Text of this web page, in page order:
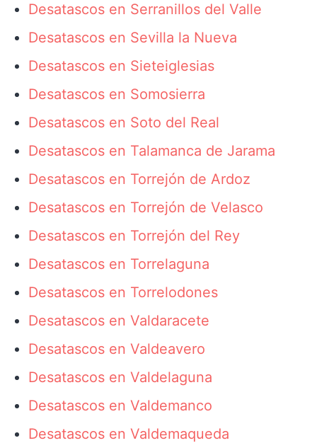
Desatascos en Serranillos del Valle
Desatascos en Sevilla la Nueva
Desatascos en Sieteiglesias
Desatascos en Somosierra
Desatascos en Soto del Real
Desatascos en Talamanca de Jarama
Desatascos en Torrejón de Ardoz
Desatascos en Torrejón de Velasco
Desatascos en Torrejón del Rey
Desatascos en Torrelaguna
Desatascos en Torrelodones
Desatascos en Valdaracete
Desatascos en Valdeavero
Desatascos en Valdelaguna
Desatascos en Valdemanco
Desatascos en Valdemaqueda